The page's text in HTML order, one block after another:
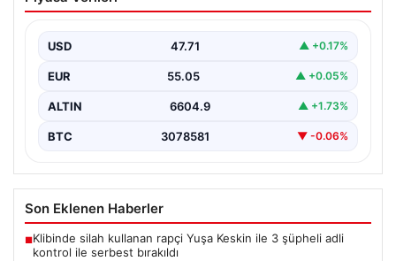
yasa çıkacak mı? Milyonlarca emekli
USD 47.71 ▲ +0.17%
EUR 55.05 ▲ +0.05%
ALTIN 6604.9 ▲ +1.73%
BTC 3078581 ▼ -0.06%
Son Eklenen Haberler
■Klibinde silah kullanan rapçi Yuşa Keskin ile 3 şüpheli adli
kontrol ile serbest bırakıldı